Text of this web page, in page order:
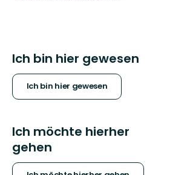
Ich bin hier gewesen
Ich bin hier gewesen
Ich möchte hierher
gehen